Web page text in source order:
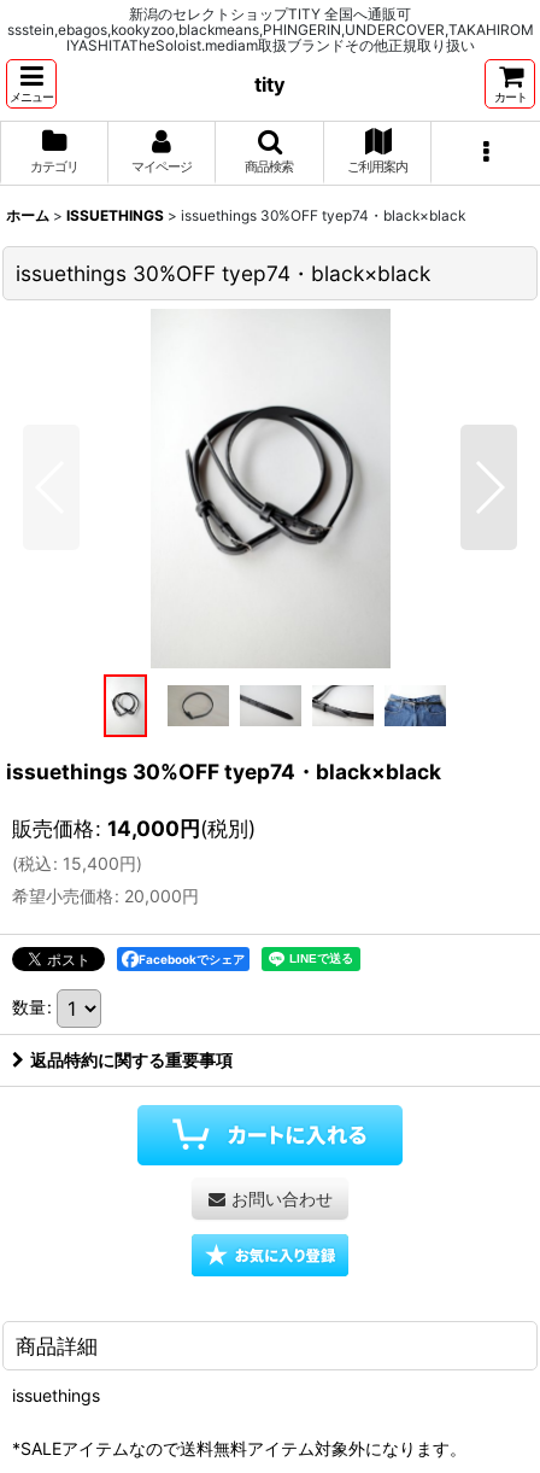
新潟のセレクトショップTITY 全国へ通販可
ssstein,ebagos,kookyzoo,blackmeans,PHINGERIN,UNDERCOVER,TAKAHIROM
IYASHITATheSoloist.mediam取扱ブランドその他正規取り扱い
メニュー
tity
カート
カテゴリ マイページ 商品検索 ご利用案内
ホーム > ISSUETHINGS > issuethings 30%OFF tyep74・black×black
issuethings 30%OFF tyep74・black×black
issuethings 30%OFF tyep74・black×black
販売価格: 14,000円(税別)
(税込: 15,400円)
希望小売価格: 20,000円
Facebookでシェア
数量:
返品特約に関する重要事項
お問い合わせ
商品詳細
issuethings
*SALEアイテムなので送料無料アイテム対象外になります。